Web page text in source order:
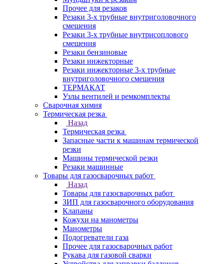
Прочее для резаков
Резаки 3-х трубные внутриголовочного
смешения
Резаки 3-х трубные внутрисоплового
смешения
Резаки бензиновые
Резаки инжекторные
Резаки инжекторные 3-х трубные
внутриголовочного смешения
ТЕРМАКАТ
Узлы вентилей и ремкомплекты
Сварочная химия
Термическая резка
Назад
Термическая резка
Запасные части к машинам термической
резки
Машины термической резки
Резаки машинные
Товары для газосварочных работ
Назад
Товары для газосварочных работ
ЗИП для газосварочного оборудования
Клапаны
Кожухи на манометры
Манометры
Подогреватели газа
Прочее для газосварочных работ
Рукава для газовой сварки